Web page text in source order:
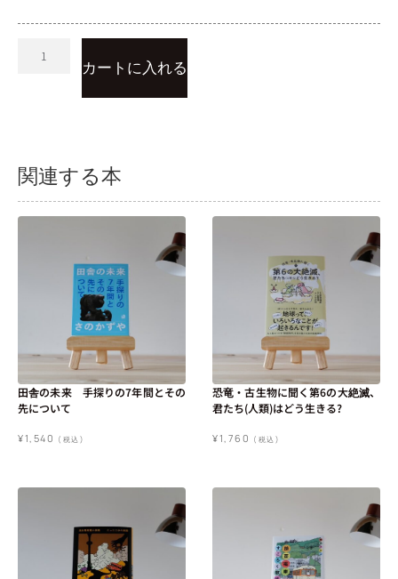
カートに入れる
関連する本
田舎の未来 手探りの7年間とその
先について
¥1,540 (税込)
恐竜・古生物に聞く第6の大絶滅、
君たち(人類)はどう生きる?
¥1,760 (税込)